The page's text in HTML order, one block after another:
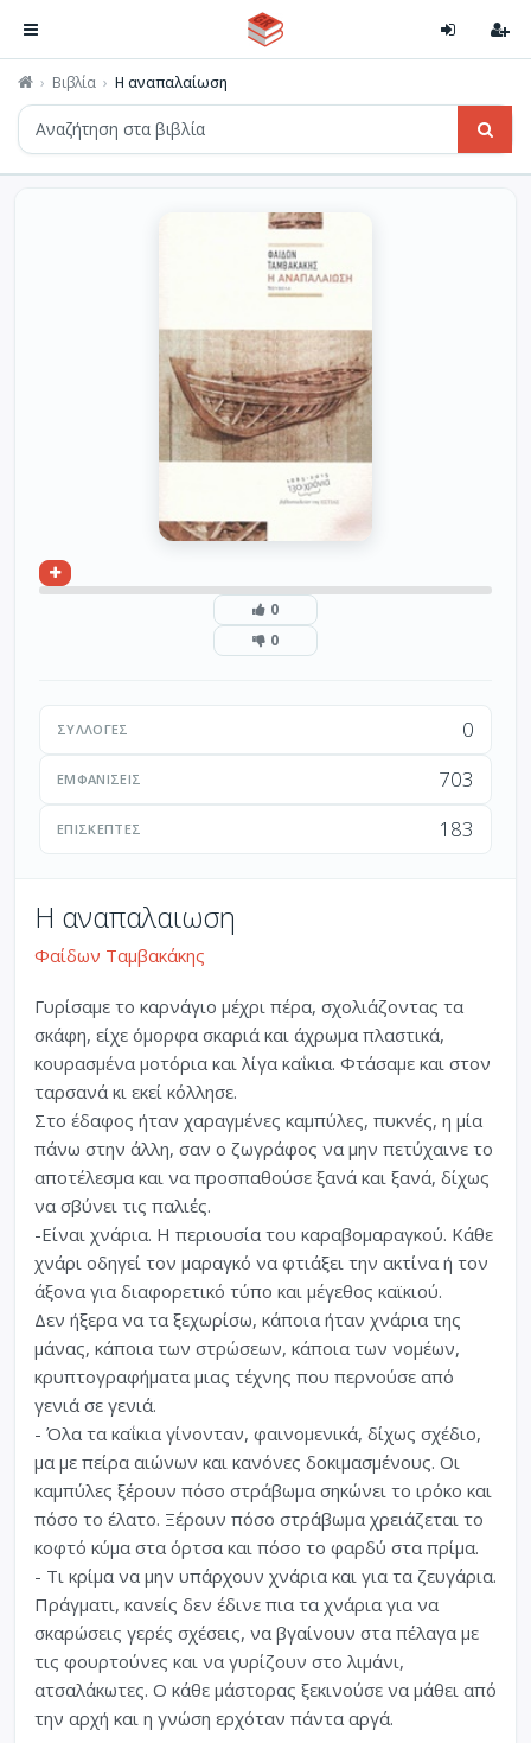
Βιβλία Η αναπαλαίωση
0
0
ΣΥΛΛΟΓΈΣ 0
ΕΜΦΑΝΊΣΕΙΣ 703
ΕΠΙΣΚΈΠΤΕΣ 183
Η αναπαλαιωση
Φαίδων Ταμβακάκης
Γυρίσαμε το καρνάγιο μέχρι πέρα, σχολιάζοντας τα
σκάφη, είχε όμορφα σκαριά και άχρωμα πλαστικά,
κουρασμένα μοτόρια και λίγα καΐκια. Φτάσαμε και στον
ταρσανά κι εκεί κόλλησε.
Στο έδαφος ήταν χαραγμένες καμπύλες, πυκνές, η μία
πάνω στην άλλη, σαν ο ζωγράφος να μην πετύχαινε το
αποτέλεσμα και να προσπαθούσε ξανά και ξανά, δίχως
να σβύνει τις παλιές.
-Είναι χνάρια. Η περιουσία του καραβομαραγκού. Κάθε
χνάρι οδηγεί τον μαραγκό να φτιάξει την ακτίνα ή τον
άξονα για διαφορετικό τύπο και μέγεθος καϊκιού.
Δεν ήξερα να τα ξεχωρίσω, κάποια ήταν χνάρια της
μάνας, κάποια των στρώσεων, κάποια των νομέων,
κρυπτογραφήματα μιας τέχνης που περνούσε από
γενιά σε γενιά.
- Όλα τα καΐκια γίνονταν, φαινομενικά, δίχως σχέδιο,
μα με πείρα αιώνων και κανόνες δοκιμασμένους. Οι
καμπύλες ξέρουν πόσο στράβωμα σηκώνει το ιρόκο και
πόσο το έλατο. Ξέρουν πόσο στράβωμα χρειάζεται το
κοφτό κύμα στα όρτσα και πόσο το φαρδύ στα πρίμα.
- Τι κρίμα να μην υπάρχουν χνάρια και για τα ζευγάρια.
Πράγματι, κανείς δεν έδινε πια τα χνάρια για να
σκαρώσεις γερές σχέσεις, να βγαίνουν στα πέλαγα με
τις φουρτούνες και να γυρίζουν στο λιμάνι,
ατσαλάκωτες. Ο κάθε μάστορας ξεκινούσε να μάθει από
την αρχή και η γνώση ερχόταν πάντα αργά.